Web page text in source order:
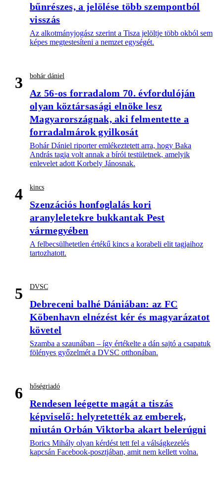
bűnrészes, a jelölése több szempontból
visszás
Az alkotmányjogász szerint a Tisza jelöltje több okból sem
képes megtestesíteni a nemzet egységét.
3 bohár dániel
Az 56-os forradalom 70. évfordulóján
olyan köztársasági elnöke lesz
Magyarországnak, aki felmentette a
forradalmárok gyilkosát
Bohár Dániel riporter emlékeztetett arra, hogy Baka
András tagja volt annak a bírói testületnek, amelyik
enlevelet adott Korbely Jánosnak.
4 kincs
Szenzációs honfoglalás kori
aranyleletekre bukkantak Pest
vármegyében
A felbecsülhetetlen értékű kincs a korabeli elit tagjaihoz
tartozhatott.
5 DVSC
Debreceni balhé Dániában: az FC
Köbenhavn elnézést kér és magyarázatot
követel
Szamba a szaunában – így értékelte a dán sajtó a csapatuk
fölényes győzelmét a DVSC otthonában.
6 hőségriadó
Rendesen leégette magát a tiszás
képviselő: helyretették az emberek,
miután Orbán Viktorba akart belerúgni
Borics Mihály olyan kérdést tett fel a válságkezelés
kapcsán Facebook-posztjában, amit nem kellett volna.